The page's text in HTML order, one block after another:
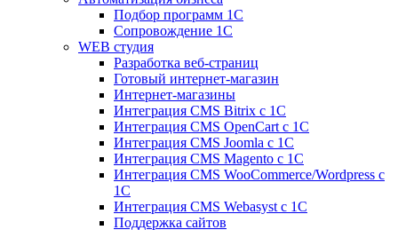
Подбор программ 1С
Сопровождение 1С
WEB студия
Разработка веб-страниц
Готовый интернет-магазин
Интернет-магазины
Интеграция CMS Bitrix с 1С
Интеграция CMS OpenCart с 1С
Интеграция CMS Joomla с 1С
Интеграция CMS Magento с 1С
Интеграция CMS WooCommerce/Wordpress с
1С
Интеграция CMS Webasyst с 1С
Поддержка сайтов